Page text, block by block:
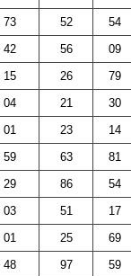
73 52 54
42 56 09
15 26 79
04 21 30
01 23 14
59 63 81
29 86 54
03 51 17
01 25 69
48 97 59